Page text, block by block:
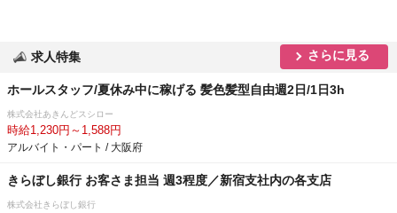
求人特集 さらに見る
ホールスタッフ/夏休み中に稼げる 髪色髪型自由週2日/1日3h
株式会社あきんどスシロー
時給1,230円～1,588円
アルバイト・パート / 大阪府
きらぼし銀行 お客さま担当 週3程度／新宿支社内の各支店
株式会社きらぼし銀行